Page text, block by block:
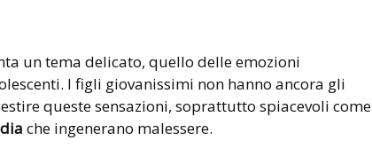
un tema delicato, quello delle emozioni
I figli giovanissimi non hanno ancora gli
queste sensazioni, soprattutto spiacevoli come
che ingenerano malessere.